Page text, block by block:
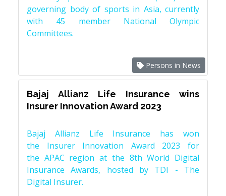
governing body of sports in Asia, currently
with 45 member National Olympic
Committees.
Persons in News
Bajaj Allianz Life Insurance wins
Insurer Innovation Award 2023
Bajaj Allianz Life Insurance has won
the Insurer Innovation Award 2023 for
the APAC region at the 8th World Digital
Insurance Awards, hosted by TDI - The
Digital Insurer.